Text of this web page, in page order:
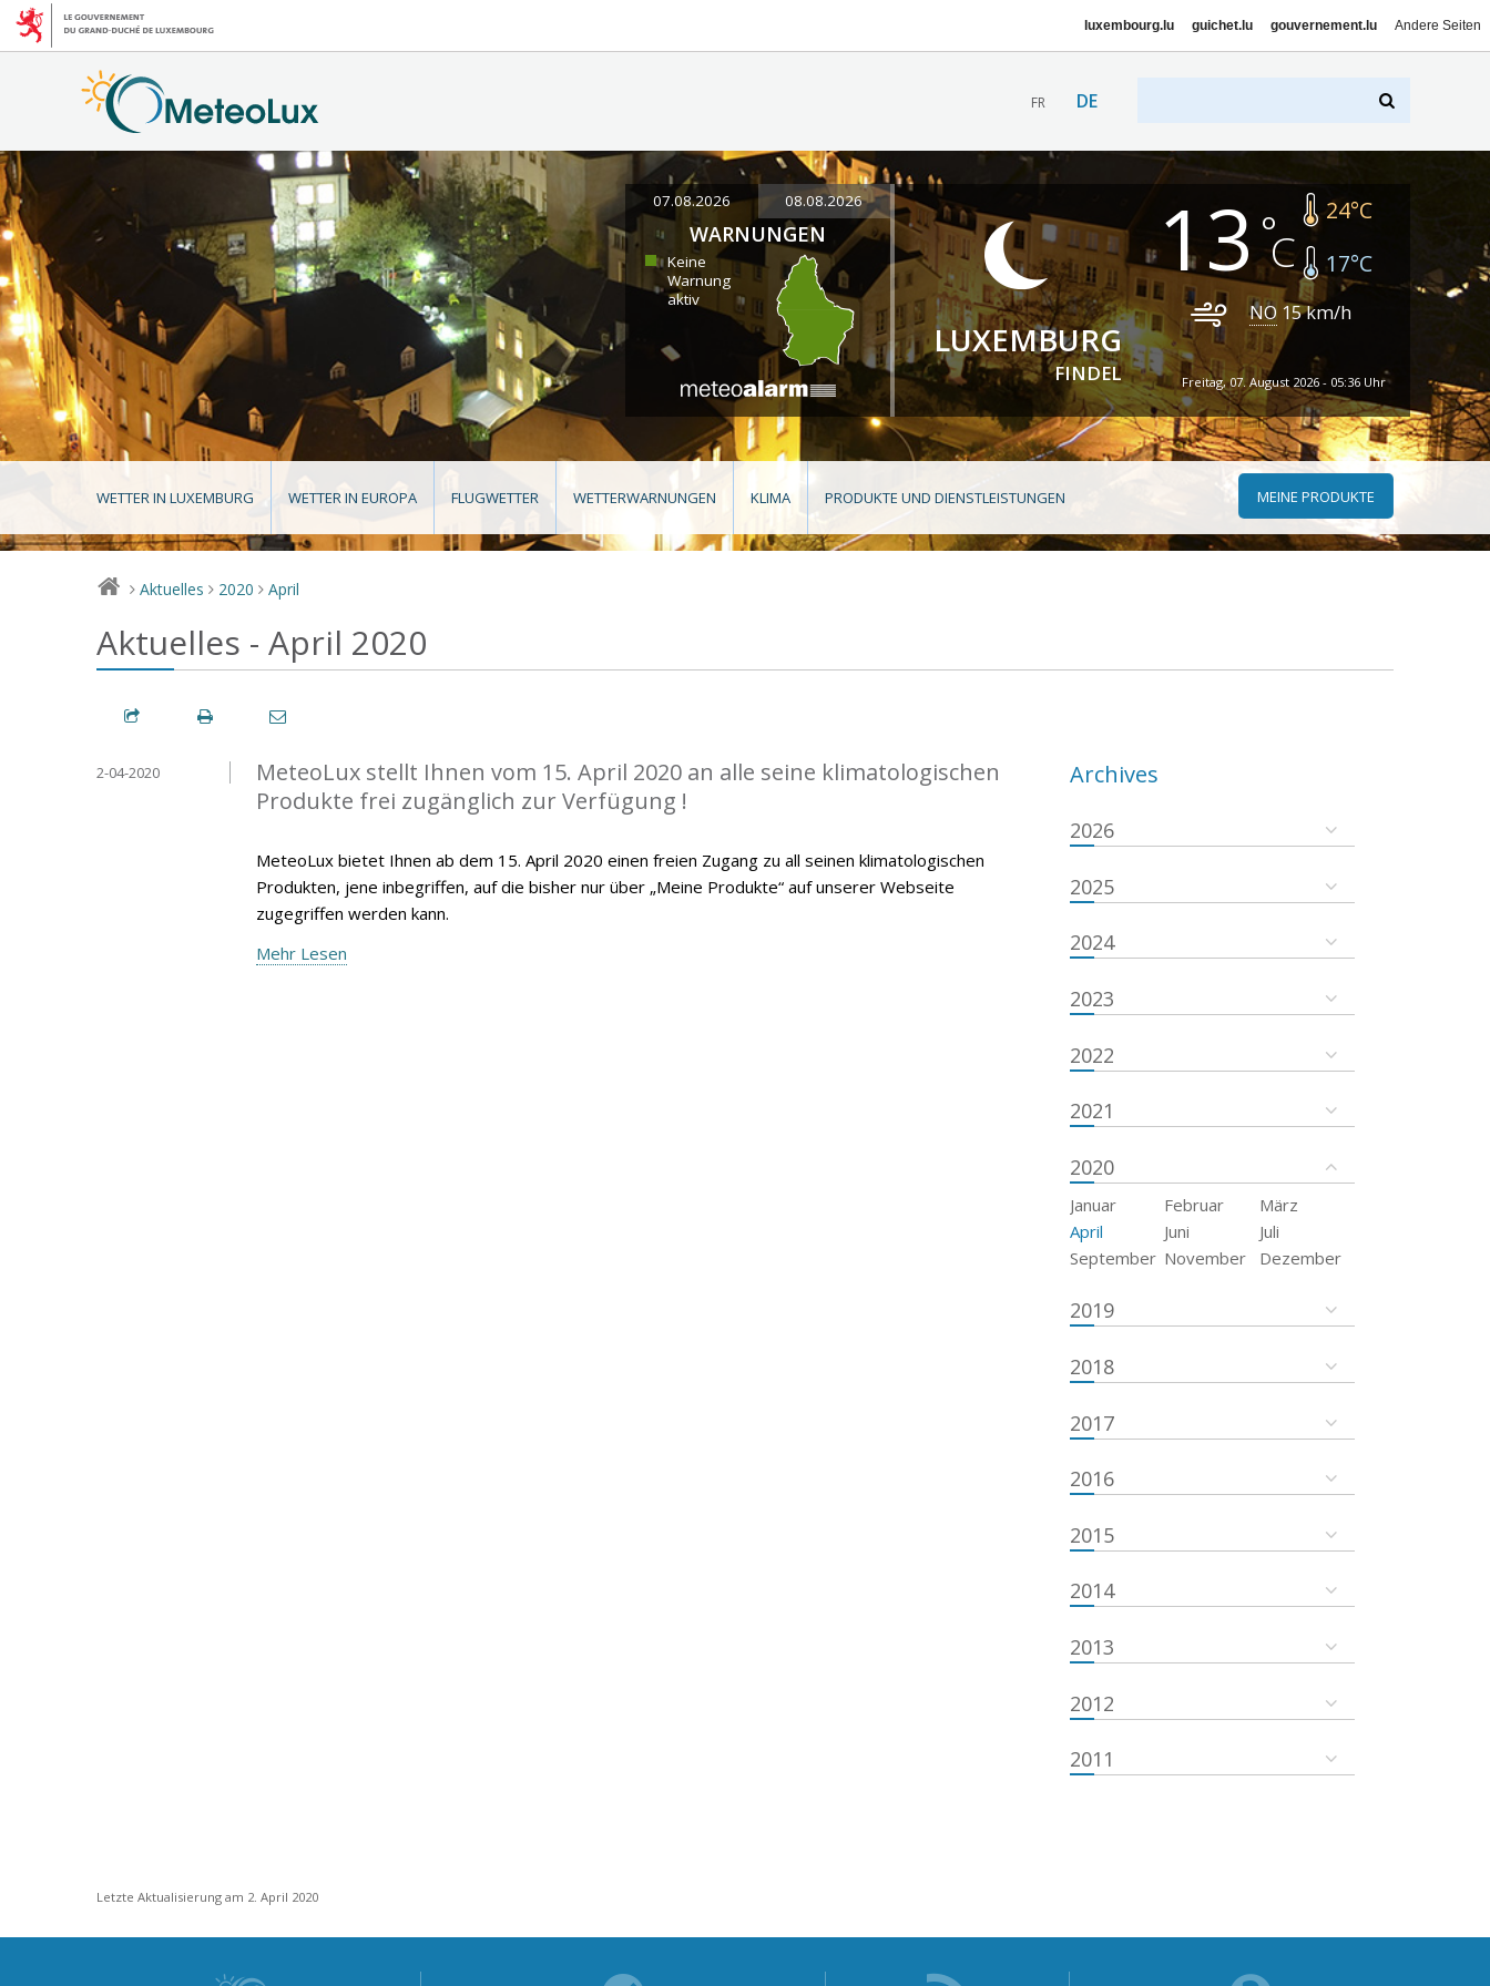
luxembourg.lu guichet.lu gouvernement.lu Andere Seiten
FR DE
07.08.2026 08.08.2026
WARNUNGEN
Keine
Warnung
aktiv
LUXEMBURG
FINDEL
13 24°C
17°C
NO 15km/h
Freitag, 07. August 2026 - 05:36 Uhr
WETTER IN LUXEMBURG WETTER IN EUROPA FLUGWETTER WETTERWARNUNGEN KLIMA PRODUKTE UND DIENSTLEISTUNGEN MEINE PRODUKTE
> Aktuelles > 2020 > April
Aktuelles - April 2020
MeteoLux stellt Ihnen vom 15. April 2020 an alle seine klimatologischen
Produkte frei zugänglich zur Verfügung !
2-04-2020
MeteoLux bietet Ihnen ab dem 15. April 2020 einen freien Zugang zu all seinen klimatologischen
Produkten, jene inbegriffen, auf die bisher nur über „Meine Produkte“ auf unserer Webseite
zugegriffen werden kann.
Mehr Lesen
Archives
2026
2025
2024
2023
2022
2021
2020
Januar Februar
März
April
Juni
Juli
September November Dezember
2019
2018
2017
2016
2015
2014
2013
2012
2011
Letzte Aktualisierung am 2. April 2020